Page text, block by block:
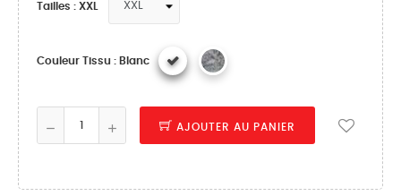
Tailles : XXL
Couleur Tissu : Blanc
AJOUTER AU PANIER